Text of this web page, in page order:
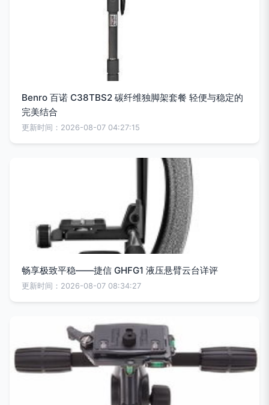
Benro 百诺 C38TBS2 碳纤维独脚架套餐 轻便与稳定的
完美结合
更新时间：2026-08-07 04:27:15
畅享极致平稳——捷信 GHFG1 液压悬臂云台详评
更新时间：2026-08-07 08:34:27